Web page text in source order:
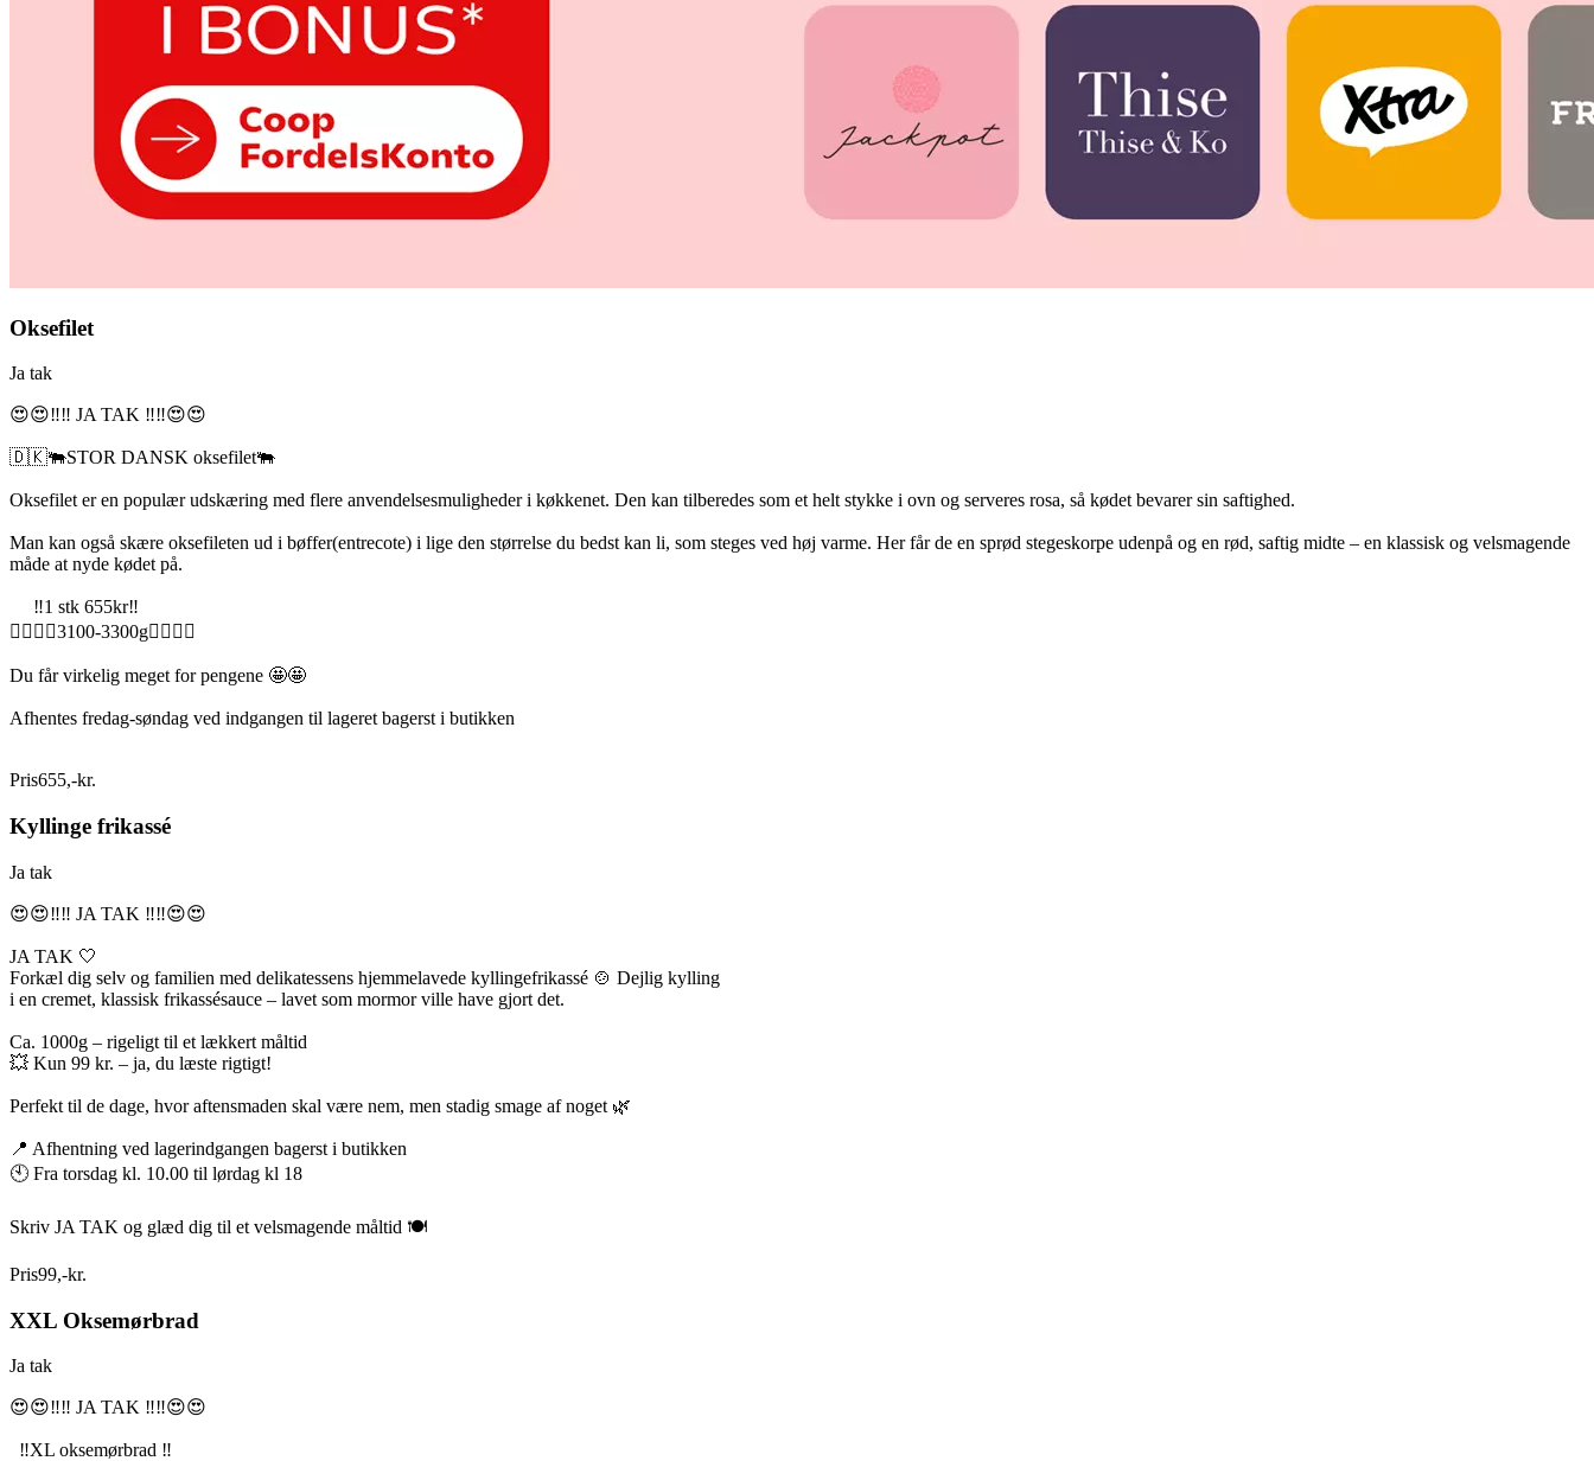
Oksefilet
Ja tak
😍😍‼️‼️ JA TAK ‼️‼️😍😍
🇩🇰🐃STOR DANSK oksefilet🐃
Oksefilet er en populær udskæring med flere anvendelsesmuligheder i køkkenet. Den kan tilberedes som et helt stykke i ovn og serveres rosa, så kødet bevarer sin saftighed.
Man kan også skære oksefileten ud i bøffer(entrecote) i lige den størrelse du bedst kan li, som steges ved høj varme. Her får de en sprød stegeskorpe udenpå og en rød, saftig midte – en klassisk og velsmagende
måde at nyde kødet på.
‼️1 stk 655kr‼️
🏋️‍♂️🏋️‍♂️3100-3300g🏋️‍♂️🏋️‍♂️
Du får virkelig meget for pengene 🤩🤩
Afhentes fredag-søndag ved indgangen til lageret bagerst i butikken
Pris655,-kr.
Kyllinge frikassé
Ja tak
😍😍‼️‼️ JA TAK ‼️‼️😍😍
JA TAK 🤍
Forkæl dig selv og familien med delikatessens hjemmelavede kyllingefrikassé 🍲 Dejlig kylling
i en cremet, klassisk frikassésauce – lavet som mormor ville have gjort det.
Ca. 1000g – rigeligt til et lækkert måltid
💥 Kun 99 kr. – ja, du læste rigtigt!
Perfekt til de dage, hvor aftensmaden skal være nem, men stadig smage af noget 🌿
📍 Afhentning ved lagerindgangen bagerst i butikken
🕙 Fra torsdag kl. 10.00 til lørdag kl 18
Skriv JA TAK og glæd dig til et velsmagende måltid 🍽️
Pris99,-kr.
XXL Oksemørbrad
Ja tak
😍😍‼️‼️ JA TAK ‼️‼️😍😍
‼️XL oksemørbrad ‼️